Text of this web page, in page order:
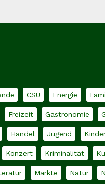
CSU Energie
Freizeit Gastronomie
Handel Jugend
Konzert Kriminalität
Märkte Natur